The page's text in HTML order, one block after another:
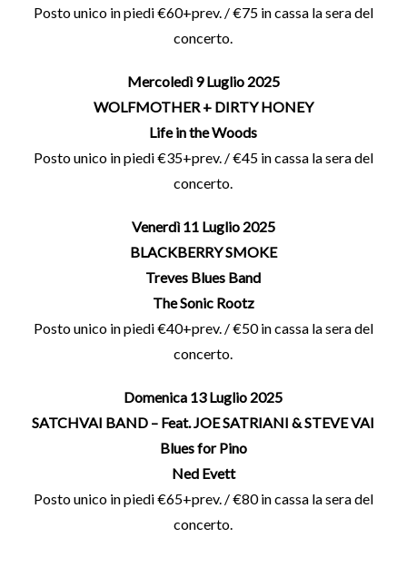
Posto unico in piedi €60+prev. / €75 in cassa la sera del
concerto.
Mercoledì 9 Luglio 2025
WOLFMOTHER + DIRTY HONEY
Life in the Woods
Posto unico in piedi €35+prev. / €45 in cassa la sera del
concerto.
Venerdì 11 Luglio 2025
BLACKBERRY SMOKE
Treves Blues Band
The Sonic Rootz
Posto unico in piedi €40+prev. / €50 in cassa la sera del
concerto.
Domenica 13 Luglio 2025
SATCHVAI BAND – Feat. JOE SATRIANI & STEVE VAI
Blues for Pino
Ned Evett
Posto unico in piedi €65+prev. / €80 in cassa la sera del
concerto.